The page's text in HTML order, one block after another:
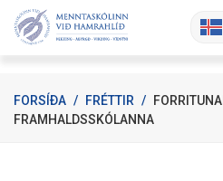
Fara
FORSÍÐA / FRÉTTIR /
FRAMHALDSSKÓLANNA